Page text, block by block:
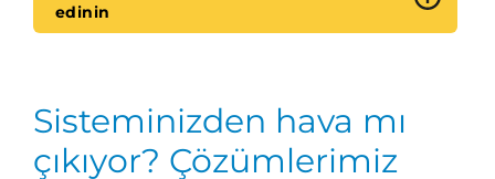
edinin
Sisteminizden hava mı
çıkıyor? Çözümlerimiz